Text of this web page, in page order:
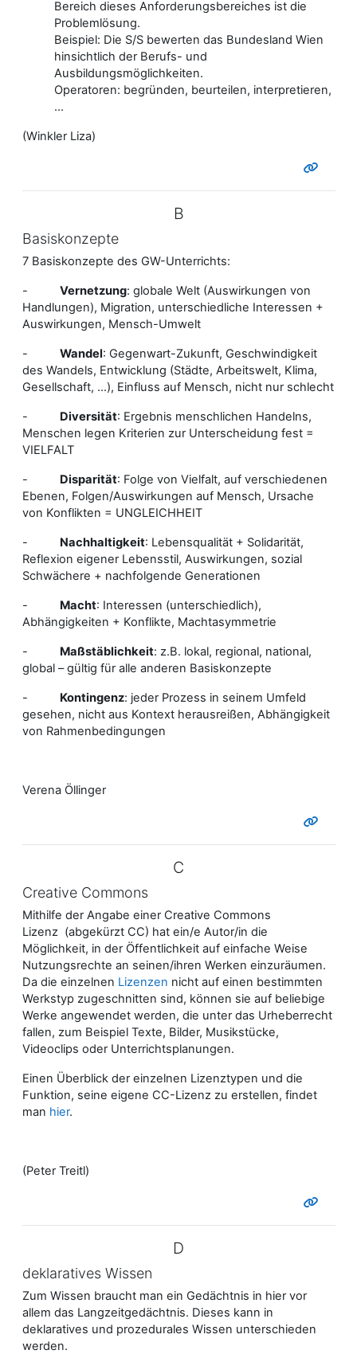
Bereich dieses Anforderungsbereiches ist die
Problemlösung.
Beispiel: Die S/S bewerten das Bundesland Wien
hinsichtlich der Berufs- und
Ausbildungsmöglichkeiten.
Operatoren: begründen, beurteilen, interpretieren,
...
(Winkler Liza)
B
Basiskonzepte
7 Basiskonzepte des GW-Unterrichts:
- Vernetzung: globale Welt (Auswirkungen von
Handlungen), Migration, unterschiedliche Interessen +
Auswirkungen, Mensch-Umwelt
- Wandel: Gegenwart-Zukunft, Geschwindigkeit
des Wandels, Entwicklung (Städte, Arbeitswelt, Klima,
Gesellschaft, …), Einfluss auf Mensch, nicht nur schlecht
- Diversität: Ergebnis menschlichen Handelns,
Menschen legen Kriterien zur Unterscheidung fest =
VIELFALT
- Disparität: Folge von Vielfalt, auf verschiedenen
Ebenen, Folgen/Auswirkungen auf Mensch, Ursache
von Konflikten = UNGLEICHHEIT
- Nachhaltigkeit: Lebensqualität + Solidarität,
Reflexion eigener Lebensstil, Auswirkungen, sozial
Schwächere + nachfolgende Generationen
- Macht: Interessen (unterschiedlich),
Abhängigkeiten + Konflikte, Machtasymmetrie
- Maßstäblichkeit: z.B. lokal, regional, national,
global – gültig für alle anderen Basiskonzepte
- Kontingenz: jeder Prozess in seinem Umfeld
gesehen, nicht aus Kontext herausreißen, Abhängigkeit
von Rahmenbedingungen
Verena Öllinger
C
Creative Commons
Mithilfe der Angabe einer Creative Commons
Lizenz (abgekürzt CC) hat ein/e Autor/in die
Möglichkeit, in der Öffentlichkeit auf einfache Weise
Nutzungsrechte an seinen/ihren Werken einzuräumen.
Da die einzelnen Lizenzen nicht auf einen bestimmten
Werkstyp zugeschnitten sind, können sie auf beliebige
Werke angewendet werden, die unter das Urheberrecht
fallen, zum Beispiel Texte, Bilder, Musikstücke,
Videoclips oder Unterrichtsplanungen.
Einen Überblick der einzelnen Lizenztypen und die
Funktion, seine eigene CC-Lizenz zu erstellen, findet
man hier.
(Peter Treitl)
D
deklaratives Wissen
Zum Wissen braucht man ein Gedächtnis in hier vor
allem das Langzeitgedächtnis. Dieses kann in
deklaratives und prozedurales Wissen unterschieden
werden.